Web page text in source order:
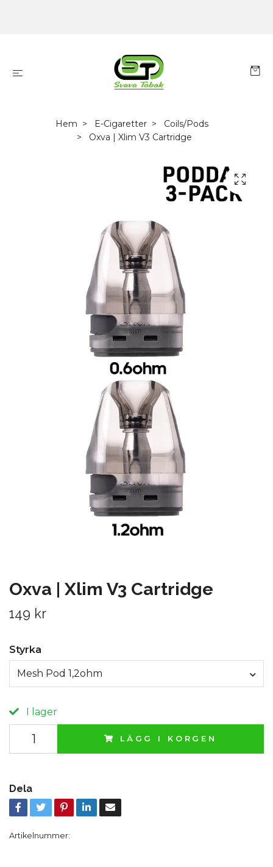
Hem E-Cigaretter
Coils/Pods
Oxva | Xlim V3 Cartridge
Oxva | Xlim V3 Cartridge
149 kr
Styrka
Mesh Pod 1,2ohm
I lager
LÄGG I KORGEN
Dela
Artikelnummer: